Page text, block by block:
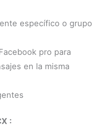
específico o grupo
pro para
en la misma
: